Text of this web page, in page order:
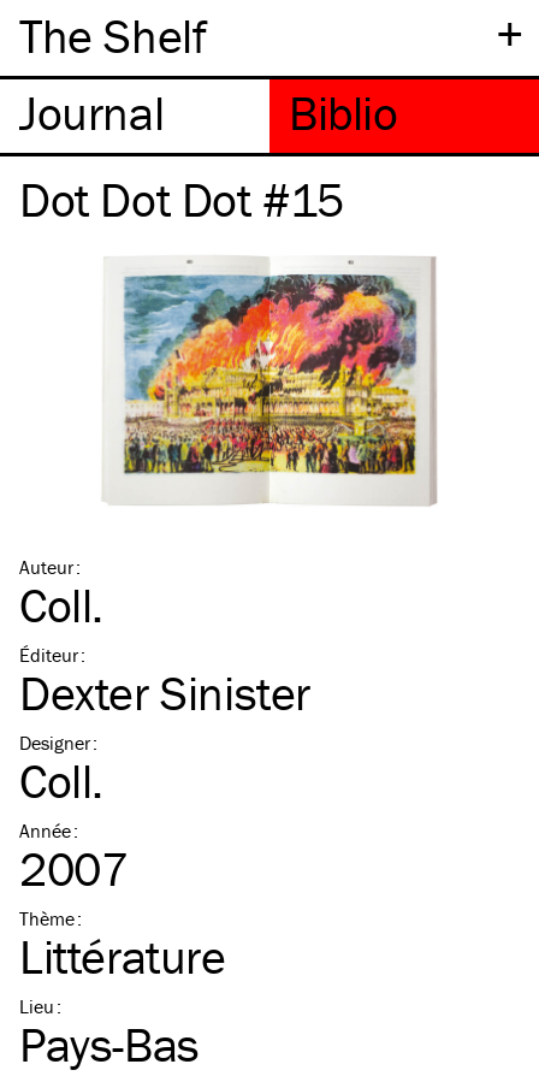
+
The Shelf
Dot Dot Dot #15
Auteur:
Coll.
Éditeur:
Dexter Sinister
Designer:
Coll.
Année:
2007
Thème:
Littérature
Lieu :
Pays-Bas